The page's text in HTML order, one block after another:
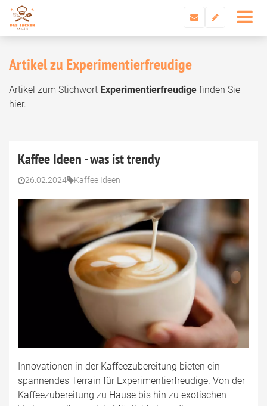
Artikel zu Experimentierfreudige
Artikel zum Stichwort Experimentierfreudige finden Sie
hier.
Kaffee Ideen - was ist trendy
26.02.2024 Kaffee Ideen
Innovationen in der Kaffeezubereitung bieten ein
spannendes Terrain für Experimentierfreudige. Von der
Kaffeezubereitung zu Hause bis hin zu exotischen